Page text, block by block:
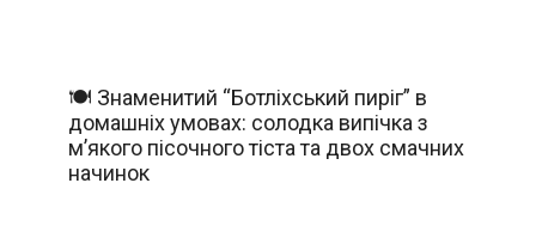
🍽️ Знаменитий “Ботліхський пиріг” в
домашніх умовах: солодка випічка з
м’якого пісочного тіста та двох смачних
начинок